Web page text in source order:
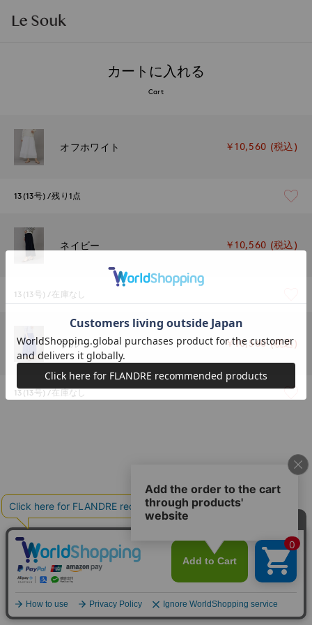
カートに入れる
Cart
オフホワイト ￥10,560 (税込)
13(13号) 残り1点
ネイビー ￥10,560 (税込)
13(13号) 在庫なし
ブルー ￥10,560 (税込)
13(13号) 在庫なし